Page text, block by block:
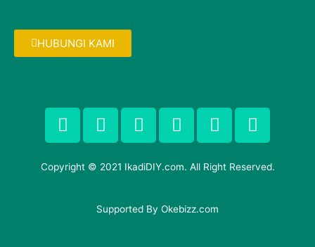
HUBUNGI KAMI
F
a
c
e
b
T
w
i
t
r
G
o
o
g
-
P
i
n
t
e
I
n
s
t
a
r
F
l
i
c
Copyright © 2021 IkadiDIY.com. All Right Reserved.
Supported By Okebizz.com